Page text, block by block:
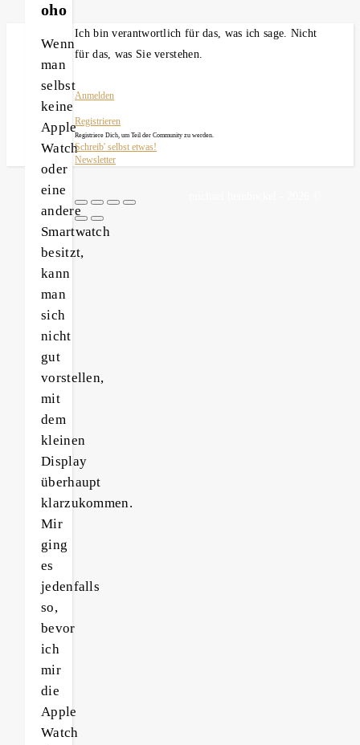
oho
Wenn
man
selbst
keine
Apple
Watch
oder
eine
andere
Smartwatch
besitzt,
kann
man
sich
nicht
gut
vorstellen,
mit
dem
kleinen
Display
überhaupt
klarzukommen.
Mir
ging
es
jedenfalls
so,
bevor
ich
mir
die
Apple
Watch
Ich bin verantwortlich für das, was ich sage. Nicht
für das, was Sie verstehen.
Anmelden
Registrieren
Registriere Dich, um Teil der Community zu werden.
Schreib' selbst etwas!
Newsletter